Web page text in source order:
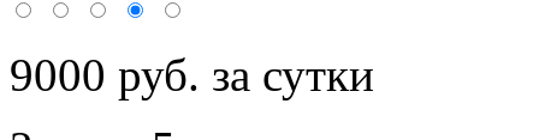
9000 руб. за сутки